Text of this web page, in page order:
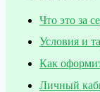
Что это за
Условия и
Как
Личный